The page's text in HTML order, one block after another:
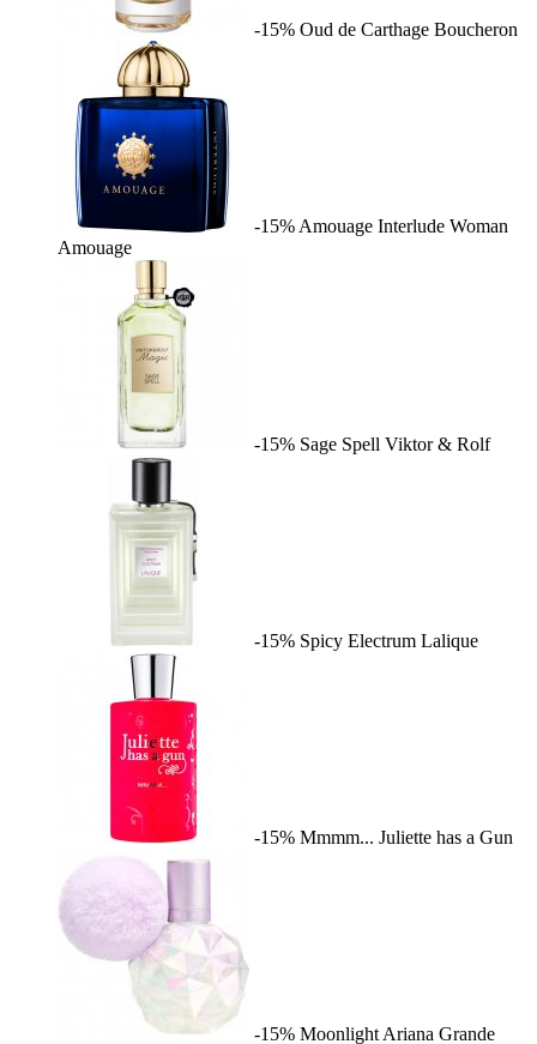
-15% Oud de Carthage Boucheron
-15% Amouage Interlude Woman
Amouage
-15% Sage Spell Viktor & Rolf
-15% Spicy Electrum Lalique
-15% Mmmm... Juliette has a Gun
-15% Moonlight Ariana Grande